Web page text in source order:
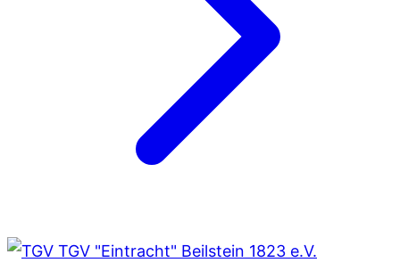
TGV "Eintracht" Beilstein 1823 e.V.